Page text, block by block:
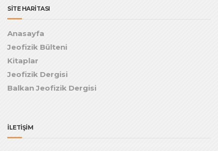
SİTE HARİTASI
Anasayfa
Jeofizik Bülteni
Kitaplar
Jeofizik Dergisi
Balkan Jeofizik Dergisi
İLETİŞİM